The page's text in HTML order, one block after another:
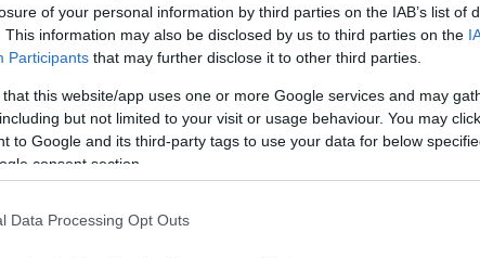
of your personal information by third parties on the IAB’s list of
This information may also be disclosed by us to third parties on the
Participants that may further disclose it to other third parties.
that this website/app uses one or more Google services and may
but not limited to your visit or usage behaviour. You may
to Google and its third-party tags to use your data for below
consent section.
Data Processing Opt Outs